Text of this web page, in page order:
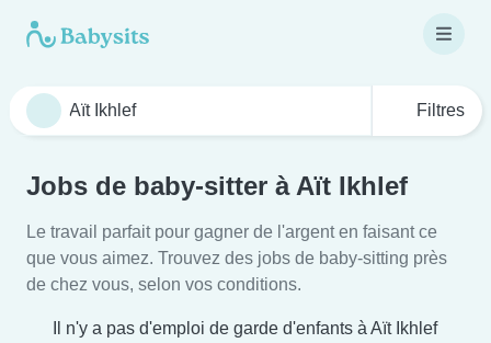
Filtres
Jobs de baby-sitter à Aït Ikhlef
Le travail parfait pour gagner de l'argent en faisant ce
que vous aimez. Trouvez des jobs de baby-sitting près
de chez vous, selon vos conditions.
Il n'y a pas d'emploi de garde d'enfants à Aït Ikhlef